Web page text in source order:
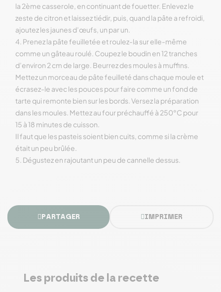
la 2ème casserole, en continuant de fouetter. Enlevez le
zeste de citron et laissez tiédir, puis, quand la pâte a refroidi,
ajoutez les jaunes d’œufs, un par un.
4. Prenez la pâte feuilletée et roulez-la sur elle-même
comme un gâteau roulé. Coupez le boudin en 12 tranches
d’environ 2 cm de large. Beurrez des moules à muffins.
Mettez un morceau de pâte feuilleté dans chaque moule et
écrasez-le avec les pouces pour faire comme un fond de
tarte qui remonte bien sur les bords. Versez la préparation
dans les moules. Mettez au four préchauffé à 250°C pour
15 à 18 minutes de cuisson.
Il faut que les pasteis soient bien cuits, comme si la crème
était un peu brûlée.
5. Dégustez en rajoutant un peu de cannelle dessus.
PARTAGER IMPRIMER
Les produits de la recette